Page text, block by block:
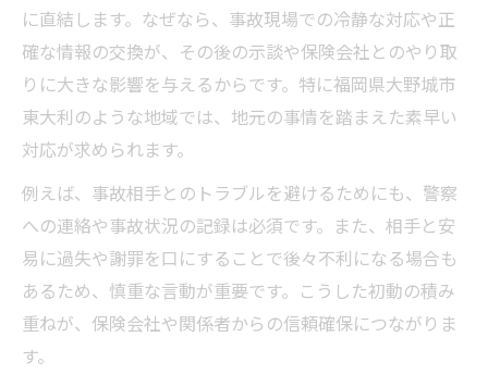
交通事故時に必要な地元手続きのポイント
大野城市東大利の交通事故でよくある誤解
交通事故で謝罪が不利になるのは本当か
交通事故現場での謝罪が与える法的影響
謝罪が交通事故示談に及ぼす信頼の違い
交通事故で謝る際の注意点と対応策を解説
大野城市東大利での謝罪が不利か検証する
交通事故時に誤った謝罪を避けるポイント
過失割合8対2に納得できない時の対応策
に直結します。なぜなら、事故現場での冷静な対応や正
確な情報の交換が、その後の示談や保険会社とのやり取
りに大きな影響を与えるからです。特に福岡県大野城市
東大利のような地域では、地元の事情を踏まえた素早い
対応が求められます。
例えば、事故相手とのトラブルを避けるためにも、警察
への連絡や事故状況の記録は必須です。また、相手と安
易に過失や謝罪を口にすることで後々不利になる場合も
あるため、慎重な言動が重要です。こうした初動の積み
重ねが、保険会社や関係者からの信頼確保につながりま
す。